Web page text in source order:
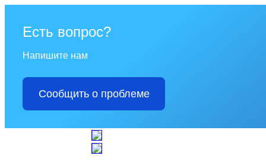
Есть вопрос?
Напишите нам
Сообщить о проблеме